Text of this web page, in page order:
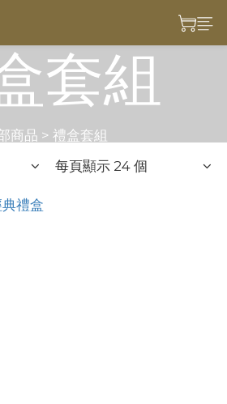
套組
商品 > 禮盒套組
每頁顯示 24 個